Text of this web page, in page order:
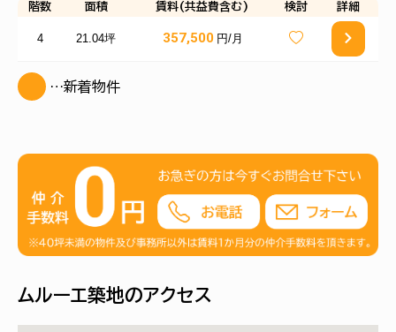
階数 面積 賃料(共益費含む) 検討 詳細
4 21.04坪 357,500 円/月
…新着物件
ムルーエ築地のアクセス